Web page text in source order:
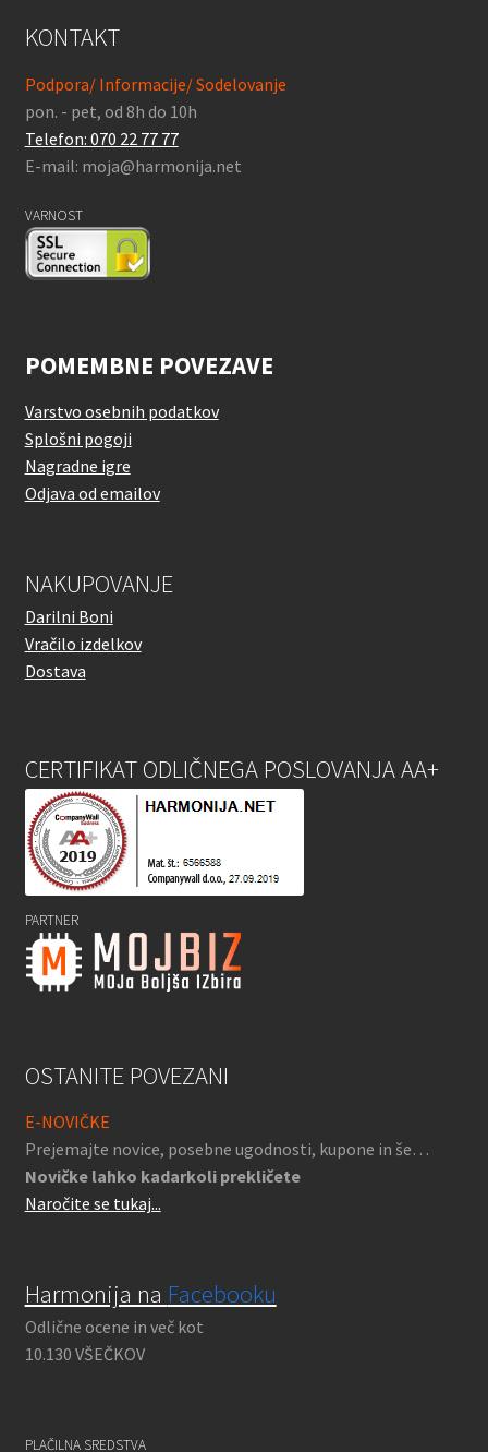
KONTAKT
Podpora/ Informacije/ Sodelovanje
pon. - pet, od 8h do 10h
Telefon: 070 22 77 77
E-mail: moja@harmonija.net
VARNOST
POMEMBNE POVEZAVE
Varstvo osebnih podatkov
Splošni pogoji
Nagradne igre
Odjava od emailov
NAKUPOVANJE
Darilni Boni
Vračilo izdelkov
Dostava
CERTIFIKAT ODLIČNEGA POSLOVANJA AA+
PARTNER
OSTANITE POVEZANI
E-NOVIČKE
Prejemajte novice, posebne ugodnosti, kupone in še…
Novičke lahko kadarkoli prekličete
Naročite se tukaj...
Harmonija na Facebooku
Odlične ocene in več kot
10.130 VŠEČKOV
PLAČILNA SREDSTVA